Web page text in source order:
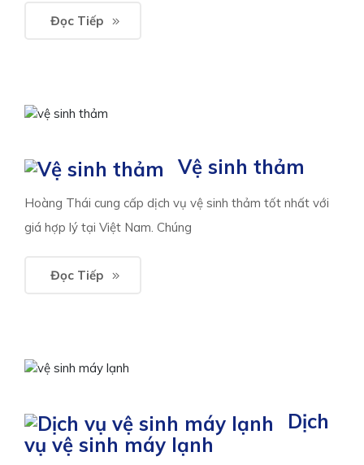
Đọc Tiếp
Vệ sinh thảm
Hoàng Thái cung cấp dịch vụ vệ sinh thảm tốt nhất với
giá hợp lý tại Việt Nam. Chúng
Đọc Tiếp
Dịch
vụ vệ sinh máy lạnh